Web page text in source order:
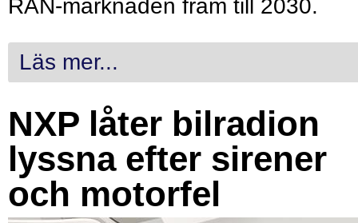
RAN-marknaden fram till 2030.
Läs mer...
NXP låter bilradion
lyssna efter sirener
och motorfel